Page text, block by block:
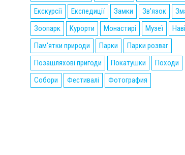
Екскурсії
Експедиції Замки Зв'язок
Зоопарк
Курорти Монастирі Музеї
Пам'ятки природи
Парки
Парки розваг
Позашляхові пригоди
Покатушки
Походи
Собори
Фестивалі Фотография